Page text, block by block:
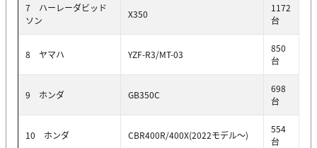
7 ハーレーダビッド
ソン
X350
1172
台
8 ヤマハ YZF-R3/MT-03
850
台
9 ホンダ GB350C
698
台
10 ホンダ CBR400R/400X(2022モデル〜)
554
台